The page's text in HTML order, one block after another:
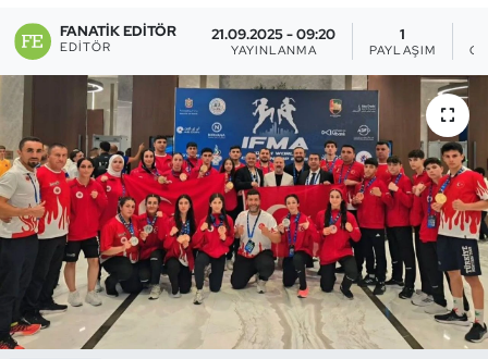
FANATIK EDITÖR
EDITÖR
21.09.2025 - 09:20
YAYINLANMA
1
PAYLAŞIM
Çim Hokeyi
Cimnastik
Curling
Dağcılık
Dans Sporları